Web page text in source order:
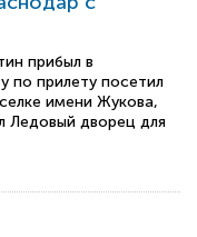
прибыл в
по прилету посетил
имени Жукова,
Ледовый дворец для